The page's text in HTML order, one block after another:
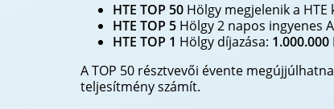
HTE TOP 50 Hölgy megjelenik a HTE
HTE TOP 5 Hölgy 2 napos ingyenes
HTE TOP 1 Hölgy díjazása:
A TOP 50 résztvevői évente
teljesítmény számít.